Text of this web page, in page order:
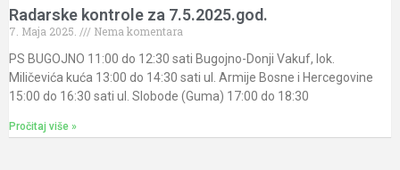
Radarske kontrole za 7.5.2025.god.
7. Maja 2025.
Nema komentara
PS BUGOJNO 11:00 do 12:30 sati Bugojno-Donji Vakuf, lok.
Miličevića kuća 13:00 do 14:30 sati ul. Armije Bosne i Hercegovine
15:00 do 16:30 sati ul. Slobode (Guma) 17:00 do 18:30
Pročitaj više »